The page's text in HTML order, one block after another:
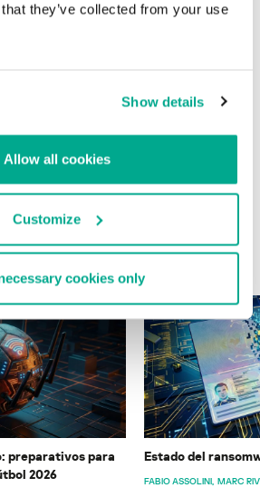
they’ve collected from your use
Show details
Allow all cookies
Customize
cookies only
preparativos para
2026
Estado del
FABIO ASSOLINI MARC